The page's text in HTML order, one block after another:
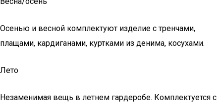
Осенью и весной комплектуют изделие с тренчами,
плащами, кардиганами, куртками из денима, косухами.
Лето
Незаменимая вещь в летнем гардеробе. Комплектуется с